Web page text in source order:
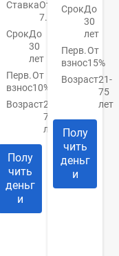
СтавкаОт
7.4%
СрокДо
30
лет
Перв.
взнос
От
10%
Возраст21-
75
лет
Полу
чить
деньг
и
СрокДо
30
лет
Перв.
взнос
От
15%
Возраст21-
75
лет
Полу
чить
деньг
и